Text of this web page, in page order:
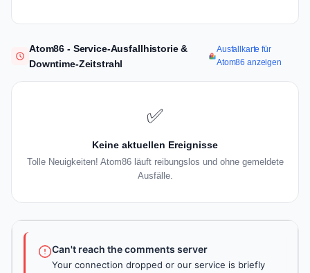
Atom86 - Service-Ausfallhistorie &
Downtime-Zeitstrahl
Ausfallkarte für
Atom86 anzeigen
✅
Keine aktuellen Ereignisse
Tolle Neuigkeiten! Atom86 läuft reibungslos und ohne gemeldete
Ausfälle.
Can't reach the comments server
Your connection dropped or our service is briefly